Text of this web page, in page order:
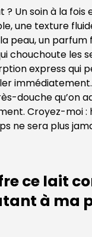
? Un soin à la fois
une texture
peau, un
chouchoute les
express qui
douche qu’on
Croyez-moi :
ne sera plus
ce lait
à ma